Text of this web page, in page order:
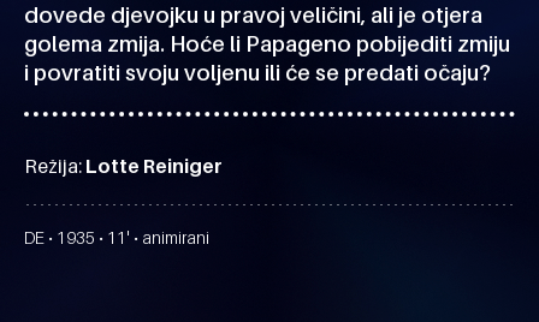
dovede djevojku u pravoj veličini, ali je otjera
golema zmija. Hoće li Papageno pobijediti zmiju
i povratiti svoju voljenu ili će se predati očaju?
Režija: Lotte Reiniger
DE • 1935 • 11' • animirani